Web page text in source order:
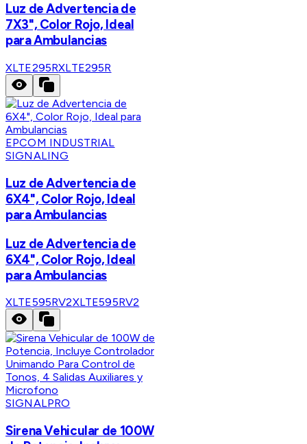
Luz de Advertencia de
7X3", Color Rojo, Ideal
para Ambulancias
XLTE295RXLTE295R
EPCOM INDUSTRIAL
SIGNALING
Luz de Advertencia de
6X4", Color Rojo, Ideal
para Ambulancias
Luz de Advertencia de
6X4", Color Rojo, Ideal
para Ambulancias
XLTE595RV2XLTE595RV2
SIGNALPRO
Sirena Vehicular de 100W